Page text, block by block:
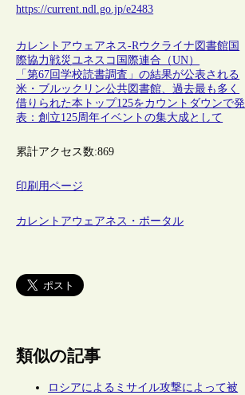
https://current.ndl.go.jp/e2483
カレントアウェアネス-Rウクライナ 図書館 国
際協力戦災 ユネスコ 国際連合（UN）
「第67回学校読書調査」の結果が公表される
米・ブルックリン公共図書館、過去最も多く
借りられた本トップ125をカウントダウンで発
表：創立125周年イベントの集大成として
累計アクセス数:869
印刷用ページ
カレントアウェアネス・ポータル
類似の記事
ロシアによるミサイル攻撃によって被